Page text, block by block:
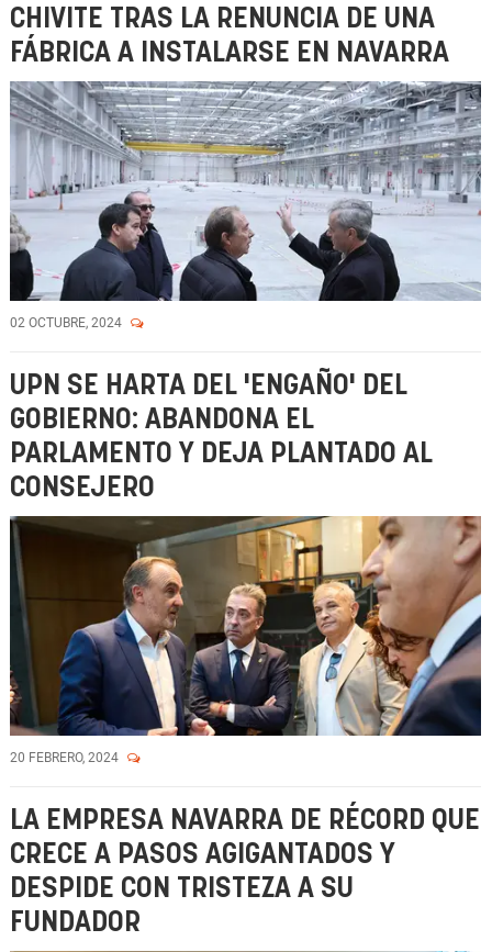
CHIVITE TRAS LA RENUNCIA DE UNA
FÁBRICA A INSTALARSE EN NAVARRA
02 OCTUBRE, 2024
UPN SE HARTA DEL 'ENGAÑO' DEL
GOBIERNO: ABANDONA EL
PARLAMENTO Y DEJA PLANTADO AL
CONSEJERO
20 FEBRERO, 2024
LA EMPRESA NAVARRA DE RÉCORD QUE
CRECE A PASOS AGIGANTADOS Y
DESPIDE CON TRISTEZA A SU
FUNDADOR